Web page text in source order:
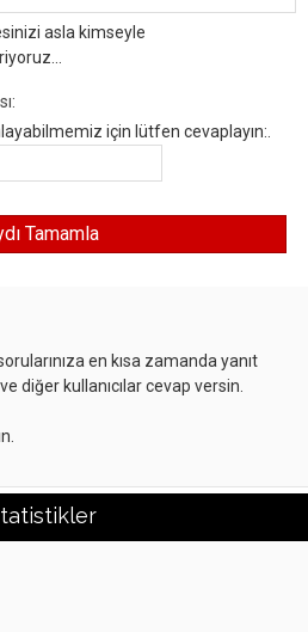
asla kimseyle
için lütfen cevaplayın:.
en kısa zamanda yanıt
diğer kullanıcılar cevap versin.